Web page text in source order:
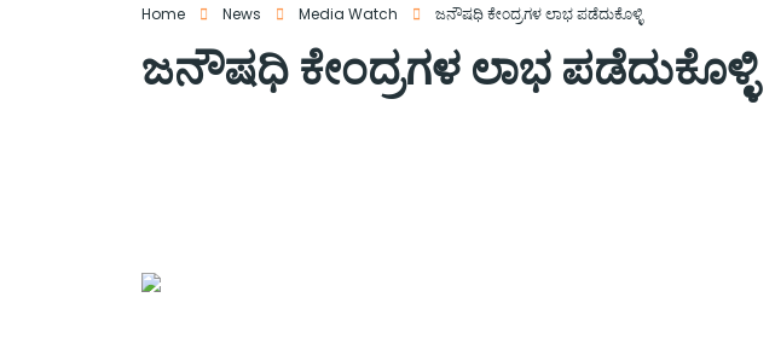
Home News Media Watch ಜನೌಷಧಿ ಕೇಂದ್ರಗಳ ಲಾಭ ಪಡೆದುಕೊಳ್ಳಿ
ಜನೌಷಧಿ ಕೇಂದ್ರಗಳ ಲಾಭ ಪಡೆದುಕೊಳ್ಳಿ